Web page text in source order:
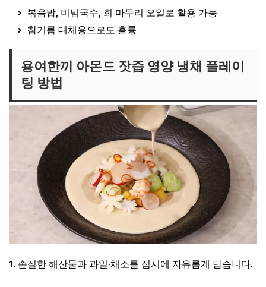
볶음밥, 비빔국수, 회 마무리 오일로 활용 가능
참기름 대체용으로도 훌륭
용여한끼 아몬드 잣즙 영양 냉채 플레이
팅 방법
손질한 해산물과 과일·채소를 접시에 자유롭게 담습니다.